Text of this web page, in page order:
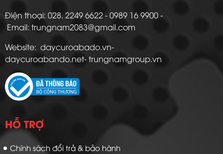
Điện thoại: 028. 2249 6622 - 0989 16 9900 -
Email: trungnam2083@gmail.com
Website: daycuroabado.vn-
daycuroabando.net- trungnamgroup.vn
HỖ TRỢ
Chính sách đổi trả & bảo hành